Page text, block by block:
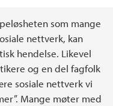
som mange
nettverk, kan
hendelse. Likevel
og en del fagfolk
sosiale nettverk vi
Mange møter med